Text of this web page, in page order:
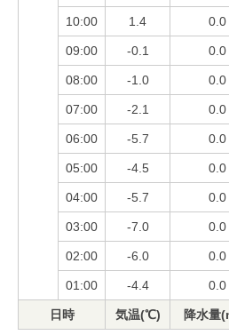
10:00 1.4 0.0
09:00 -0.1 0.0
08:00 -1.0 0.0
07:00 -2.1 0.0
06:00 -5.7 0.0
05:00 -4.5 0.0
04:00 -5.7 0.0
03:00 -7.0 0.0
02:00 -6.0 0.0
01:00 -4.4 0.0
日時 気温(℃) 降水量